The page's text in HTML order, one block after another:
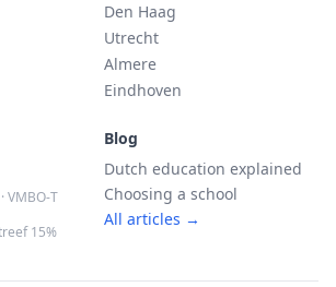
Den Haag
Utrecht
Almere
Eindhoven
VMBO-T
15%
Blog
Dutch education explained
Choosing a school
All articles →